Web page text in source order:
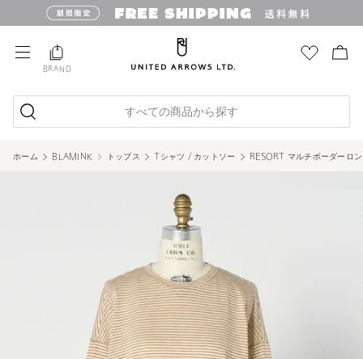
BRAND
すべての商品から探す
ホーム BLAMINK トップス Tシャツ / カットソー RESORT マルチボーダーロ